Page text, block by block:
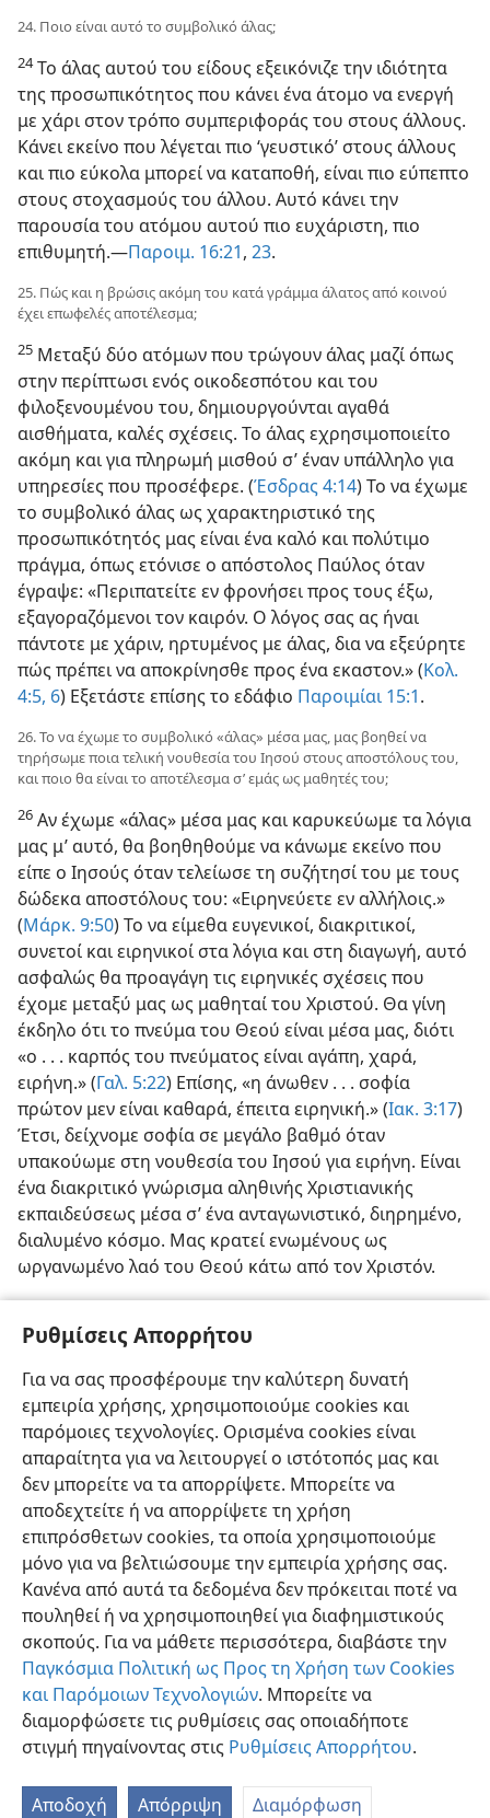
Ρυθμίσεις Απορρήτου
Για να σας προσφέρουμε την καλύτερη δυνατή
εμπειρία χρήσης, χρησιμοποιούμε cookies και
παρόμοιες τεχνολογίες. Ορισμένα cookies είναι
απαραίτητα για να λειτουργεί ο ιστότοπός μας και
δεν μπορείτε να τα απορρίψετε. Μπορείτε να
αποδεχτείτε ή να απορρίψετε τη χρήση
επιπρόσθετων cookies, τα οποία χρησιμοποιούμε
μόνο για να βελτιώσουμε την εμπειρία χρήσης σας.
Κανένα από αυτά τα δεδομένα δεν πρόκειται ποτέ να
πουληθεί ή να χρησιμοποιηθεί για διαφημιστικούς
σκοπούς. Για να μάθετε περισσότερα, διαβάστε την
Παγκόσμια Πολιτική ως Προς τη Χρήση των Cookies
και Παρόμοιων Τεχνολογιών. Μπορείτε να
διαμορφώσετε τις ρυθμίσεις σας οποιαδήποτε
στιγμή πηγαίνοντας στις Ρυθμίσεις Απορρήτου.
Αποδοχή Απόρριψη Διαμόρφωση
24. Ποιο είναι αυτό το συμβολικό άλας;
24Το άλας αυτού του είδους εξεικόνιζε την ιδιότητα
της προσωπικότητος που κάνει ένα άτομο να ενεργή
με χάρι στον τρόπο συμπεριφοράς του στους άλλους.
Κάνει εκείνο που λέγεται πιο ‘γευστικό’ στους άλλους
και πιο εύκολα μπορεί να καταποθή, είναι πιο εύπεπτο
στους στοχασμούς του άλλου. Αυτό κάνει την
παρουσία του ατόμου αυτού πιο ευχάριστη, πιο
επιθυμητή.—Παροιμ. 16:21, 23.
25. Πώς και η βρώσις ακόμη του κατά γράμμα άλατος από κοινού
έχει επωφελές αποτέλεσμα;
25 Μεταξύ δύο ατόμων που τρώγουν άλας μαζί όπως
στην περίπτωσι ενός οικοδεσπότου και του
φιλοξενουμένου του, δημιουργούνται αγαθά
αισθήματα, καλές σχέσεις. Το άλας εχρησιμοποιείτο
ακόμη και για πληρωμή μισθού σ’ έναν υπάλληλο για
υπηρεσίες που προσέφερε. (Έσδρας 4:14) Το να έχωμε
το συμβολικό άλας ως χαρακτηριστικό της
προσωπικότητός μας είναι ένα καλό και πολύτιμο
πράγμα, όπως ετόνισε ο απόστολος Παύλος όταν
έγραψε: «Περιπατείτε εν φρονήσει προς τους έξω,
εξαγοραζόμενοι τον καιρόν. Ο λόγος σας ας ήναι
πάντοτε με χάριν, ηρτυμένος με άλας, δια να εξεύρητε
πώς πρέπει να αποκρίνησθε προς ένα εκαστον.» (Κολ.
4:5, 6) Εξετάστε επίσης το εδάφιο Παροιμίαι 15:1.
26. Το να έχωμε το συμβολικό «άλας» μέσα μας, μας βοηθεί να
τηρήσωμε ποια τελική νουθεσία του Ιησού στους αποστόλους του,
και ποιο θα είναι το αποτέλεσμα σ’ εμάς ως μαθητές του;
26 Αν έχωμε «άλας» μέσα μας και καρυκεύωμε τα λόγια
μας μ’ αυτό, θα βοηθηθούμε να κάνωμε εκείνο που
είπε ο Ιησούς όταν τελείωσε τη συζήτησί του με τους
δώδεκα αποστόλους του: «Ειρηνεύετε εν αλλήλοις.»
(Μάρκ. 9:50) Το να είμεθα ευγενικοί, διακριτικοί,
συνετοί και ειρηνικοί στα λόγια και στη διαγωγή, αυτό
ασφαλώς θα προαγάγη τις ειρηνικές σχέσεις που
έχομε μεταξύ μας ως μαθηταί του Χριστού. Θα γίνη
έκδηλο ότι το πνεύμα του Θεού είναι μέσα μας, διότι
«ο . . . καρπός του πνεύματος είναι αγάπη, χαρά,
ειρήνη.» (Γαλ. 5:22) Επίσης, «η άνωθεν . . . σοφία
πρώτον μεν είναι καθαρά, έπειτα ειρηνική.» (Ιακ. 3:17)
Έτσι, δείχνομε σοφία σε μεγάλο βαθμό όταν
υπακούωμε στη νουθεσία του Ιησού για ειρήνη. Είναι
ένα διακριτικό γνώρισμα αληθινής Χριστιανικής
εκπαιδεύσεως μέσα σ’ ένα ανταγωνιστικό, διηρημένο,
διαλυμένο κόσμο. Μας κρατεί ενωμένους ως
ωργανωμένο λαό του Θεού κάτω από τον Χριστόν.
Αν ‘έχωμεν άλας εν εαυτοίς’ σημαίνει ότι έχομε την
ιδιότητα που κάνει ένα άτομο να φέρεται με καλή
γεύσι στους άλλους
Ελληνική Κοινή Χρήση Προτιμήσεις
Copyright © 2026 Watch Tower Bible and Tract Society of Pennsylvania
Όροι Χρήσης Πολιτική Απορρήτου
Ρυθμίσεις Απορρήτου
JW.ORG
Σύνδεση